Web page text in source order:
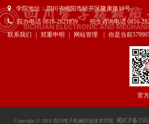
学院地址：四川省绵阳市经开区隆康路10号
院办电话 0816-2821839 招生咨询电话 0816-
联系我们
郑重申明 网站管理 你是当前
官
Copyright © 2019 四川电子机械职业技术学院 蜀ICP备